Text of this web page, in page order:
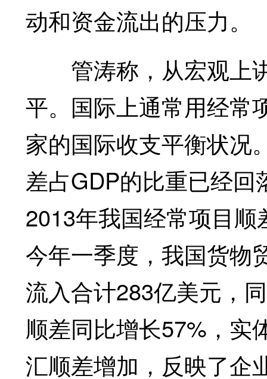
动和资金流出的压力。
管涛称，从宏观上
平。国际上通常用经常
家的国际收支平衡状况
差占GDP的比重已经
2013年我国经常项目
今年一季度，我国货物
流入合计283亿美元，
顺差同比增长57%，实
汇顺差增加，反映了企